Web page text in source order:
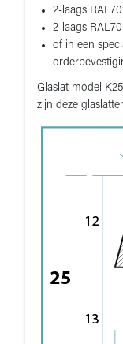
2-laags
2-laags
of in een
Glaslat model
zijn deze